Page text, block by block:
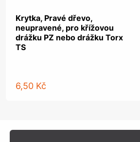
Krytka, Pravé dřevo,
neupravené, pro křížovou
drážku PZ nebo drážku Torx
TS
6,50 Kč